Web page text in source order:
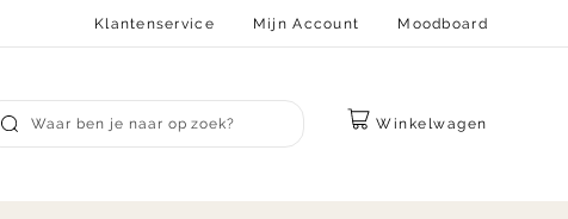
Klantenservice Mijn Account Moodboard
Submit search
Winkelwagen